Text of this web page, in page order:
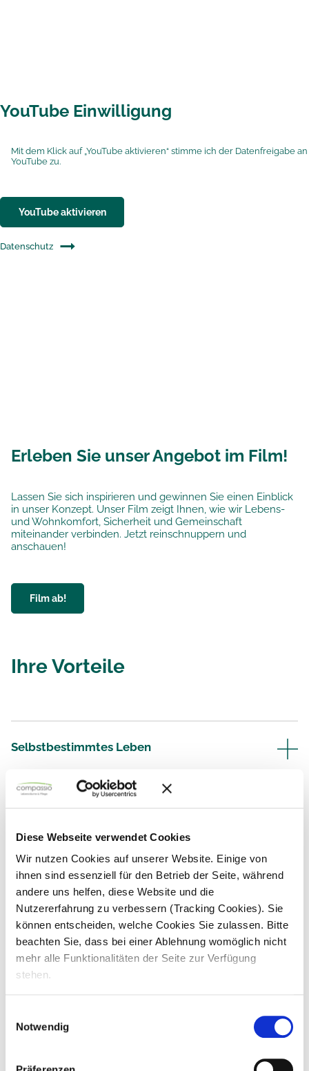
Diese Webseite verwendet Cookies
Wir nutzen Cookies auf unserer Website. Einige von
ihnen sind essenziell für den Betrieb der Seite, während
andere uns helfen, diese Website und die
Nutzererfahrung zu verbessern (Tracking Cookies). Sie
können entscheiden, welche Cookies Sie zulassen. Bitte
beachten Sie, dass bei einer Ablehnung womöglich nicht
mehr alle Funktionalitäten der Seite zur Verfügung
stehen.
Notwendig
Erleben Sie unser Angebot im Film!
Lassen Sie sich inspirieren und gewinnen Sie einen Einblick
in unser Konzept. Unser Film zeigt Ihnen, wie wir Lebens-
und Wohnkomfort, Sicherheit und Gemeinschaft
miteinander verbinden. Jetzt reinschnuppern und
anschauen!
Film ab!
YouTube Einwilligung
Mit dem Klick auf „YouTube aktivieren“ stimme ich der Datenfreigabe an
YouTube zu.
YouTube aktivieren
Datenschutz
Ihre Vorteile
Selbstbestimmtes Leben
Soziale Kontakte
Individuelle Betreuung
Barrierefreies Wohnen
Flexibilität